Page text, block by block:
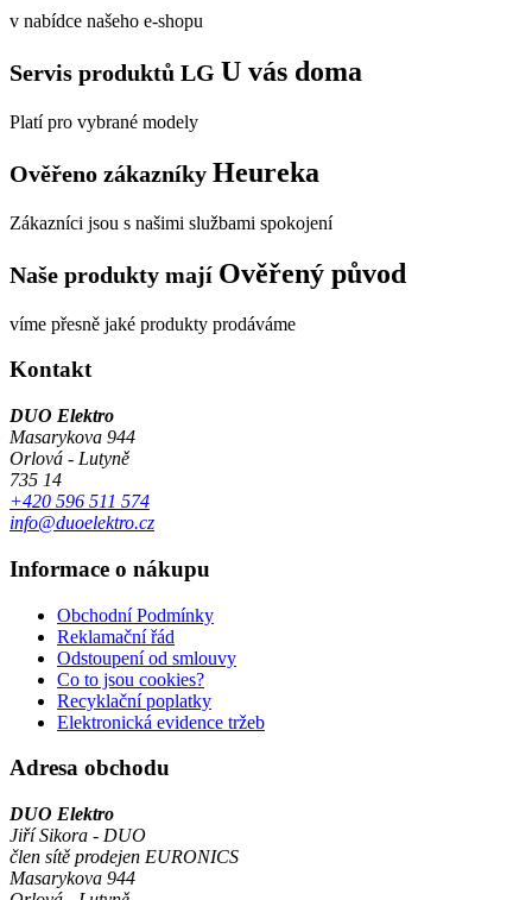
v nabídce našeho e-shopu
Servis produktů LG U vás doma
Platí pro vybrané modely
Ověřeno zákazníky Heureka
Zákazníci jsou s našimi službami spokojení
Naše produkty mají Ověřený původ
víme přesně jaké produkty prodáváme
Kontakt
DUO Elektro
Masarykova 944
Orlová - Lutyně
735 14
+420 596 511 574
info@duoelektro.cz
Informace o nákupu
Obchodní Podmínky
Reklamační řád
Odstoupení od smlouvy
Co to jsou cookies?
Recyklační poplatky
Elektronická evidence tržeb
Adresa obchodu
DUO Elektro
Jiří Sikora - DUO
člen sítě prodejen EURONICS
Masarykova 944